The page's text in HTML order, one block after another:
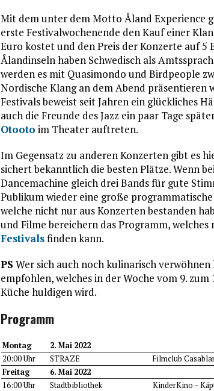
Mit dem unter dem Motto Åland Experience
erste Festivalwochenende den Kauf einer
Euro kostet und den Preis der Konzerte auf 5
Ålandinseln haben Schwedisch als
werden es mit Quasimondo und Birdpeople
Nordische Klang an dem Abend präsentieren
Festivals beweist seit Jahren ein glückliches
auch die Freunde des Jazz ein paar Tage
Otooto im Theater auftreten.
Im Gegensatz zu anderen Konzerten gibt es
sichert bekanntlich die besten Plätze. Wenn
Dancemachine gleich drei Bands für gute
Publikum wieder eine große
welche nicht nur aus Konzerten bestanden
und Filme bereichern das Programm,
Festivalsfinden kann.
PS Wer sich auch noch kulinarisch
empfohlen, welches in der Woche vom 9.
Küche huldigen wird.
Programm
Montag
2. Mai 2022
20:00 Uhr
STRAZE
Filmclub
Freitag
6. Mai 2022
16:00 Uhr
Stadtbibliothek
KinderKino –